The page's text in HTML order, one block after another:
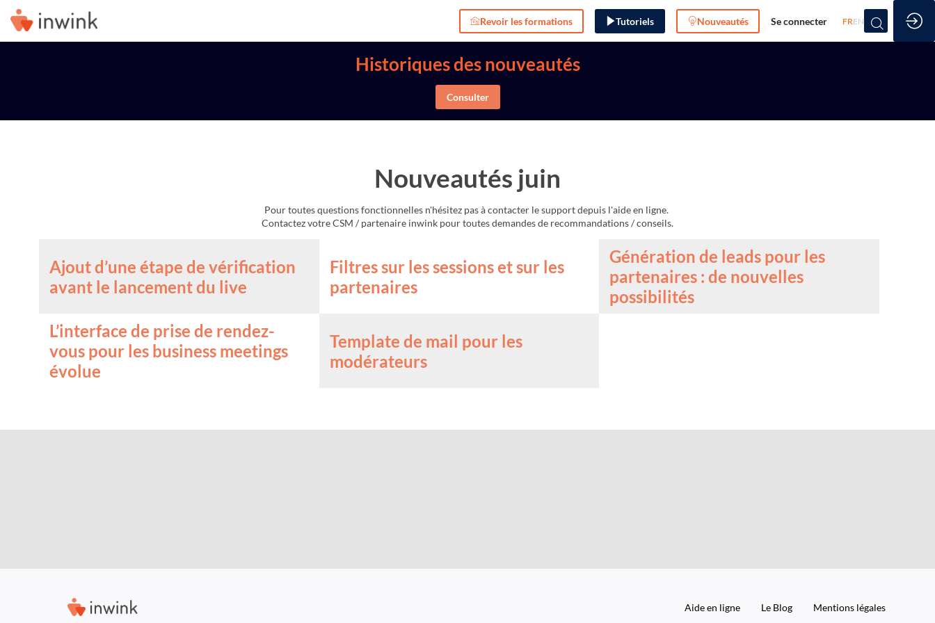
Revoir les formations Tutoriels Nouveautés Se connecter FREN
Historiques des nouveautés
Consulter
Nouveautés juin
Pour toutes questions fonctionnelles n'hésitez pas à contacter le support depuis l'aide en ligne.
Ajout d’une étape de vérification
avant le lancement du live
Filtres sur les sessions et sur les
partenaires
Génération de leads pour les
partenaires : de nouvelles
possibilités
L’interface de prise de rendez-
vous pour les business meetings
évolue
Template de mail pour les
modérateurs
Aide en ligne Le Blog Mentions légales